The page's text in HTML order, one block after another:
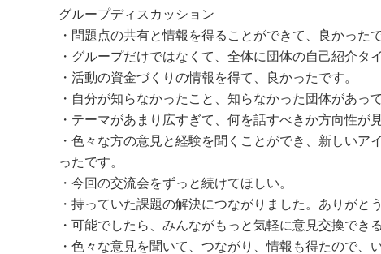
グループディスカッション
・問題点の共有と情報を得ることができて、良かったで
・グループだけではなくて、全体に団体の自己紹介タ
・活動の資金づくりの情報を得て、良かったです。
・自分が知らなかったこと、知らなかった団体があっ
・テーマがあまり広すぎて、何を話すべきか方向性が
・色々な方の意見と経験を聞くことができ、新しい
ったです。
・今回の交流会をずっと続けてほしい。
・持っていた課題の解決につながりました。ありがと
・可能でしたら、みんながもっと気軽に意見交換でき
・色々な意見を聞いて、つながり、情報も得たので、